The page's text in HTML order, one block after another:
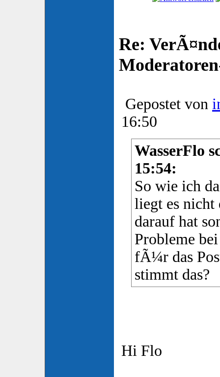
Re:
Gepostet von
16:50
WasserFlo
15:54:
So wie ich
liegt es nicht
darauf hat
Probleme
fÃ¼r das
stimmt das?
Hi Flo